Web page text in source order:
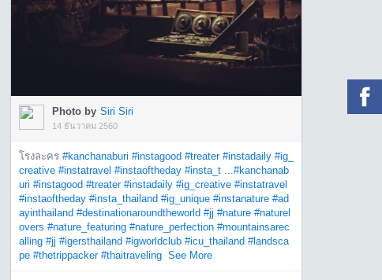
Photo by Siri Siri
14 ธันวาคม 2560
โรงละคร #kanchanaburi #instagood #treater #instadaily #ig_
creative #instatravel #instaoftheday #insta_t ...#kanchanab
uri #instagood #treater #instadaily #ig_creative #instatravel
#instaoftheday #insta_thailand #ig_unique #instanature #ad
ayinthailand #destinationaroundtheworld #jj #nature #naturel
overs #nature_featuring #nature_perfection #mountainsarec
alling #jj #igersthailand #igworldclub #icu_thailand #landsca
pe #thetrippacker #thaitraveling See More